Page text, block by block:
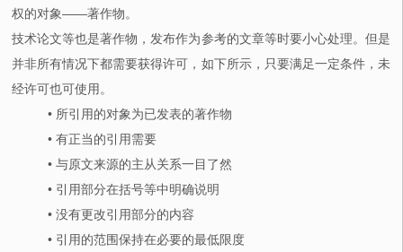
权的对象——著作物。
技术论文等也是著作物，发布作为参考的文章等时要小心处理。但是
并非所有情况下都需要获得许可，如下所示，只要满足一定条件，未
经许可也可使用。
• 所引用的对象为已发表的著作物
• 有正当的引用需要
• 与原文来源的主从关系一目了然
• 引用部分在括号等中明确说明
• 没有更改引用部分的内容
• 引用的范围保持在必要的最低限度